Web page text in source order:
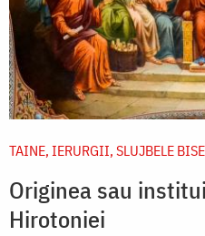
TAINE, IERURGII, SLUJBELE
Originea sau
Hirotoniei